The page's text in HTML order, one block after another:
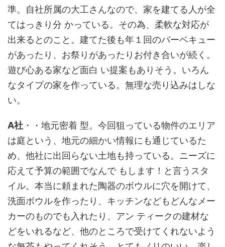
準。自社所属の大工さんなので、家を建てる人が全
てはっきり分 かっている。その為、柔軟な対応が
出来るとのこと。建てた後も年１回のバーベキュー
があったり、お祭りがあったりお付き合いが続く。
遊び心ある家など面白 い提案もありそう。いろん
なタイプの家を作っている。無理な売り込みはしな
い。
A社 ・・地元密着 型。今回狙っている物件のエリア
は庭という、地元の細かい情報にも通じているた
め、他社に出回らない土地も持っている。ニーズに
応えて予算の範囲でなんで もします！と言うスタ
イル。本当に頼まれた陶器のボウルに穴を開けて、
洗面ボウルを作ったり、キッチンなどもどんなメー
カーのものでも入れたり、アン ティークの建材な
どをいれるなど、他のところで受けてくれないよう